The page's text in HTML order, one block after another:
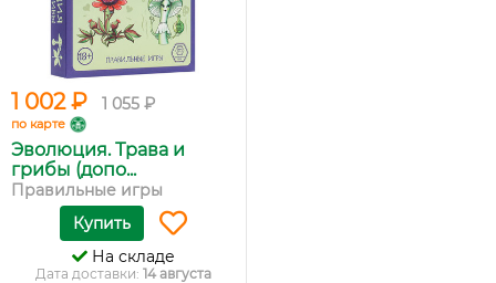
1 002 ₽ 1 055 ₽
по карте
Эволюция. Трава и
грибы (допо...
Правильные игры
Купить
На складе
Дата доставки: 14 августа